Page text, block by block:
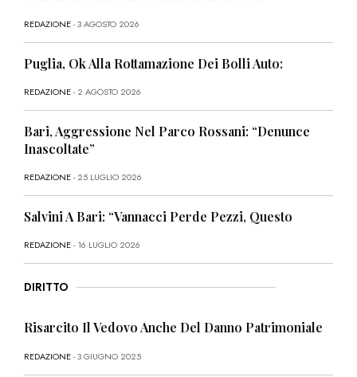
REDAZIONE- 3 AGOSTO 2026
Puglia, Ok Alla Rottamazione Dei Bolli Auto:
REDAZIONE- 2 AGOSTO 2026
Bari, Aggressione Nel Parco Rossani: “Denunce
Inascoltate”
REDAZIONE- 25 LUGLIO 2026
Salvini A Bari: “Vannacci Perde Pezzi, Questo
REDAZIONE- 16 LUGLIO 2026
DIRITTO
Risarcito Il Vedovo Anche Del Danno Patrimoniale
REDAZIONE- 3 GIUGNO 2025